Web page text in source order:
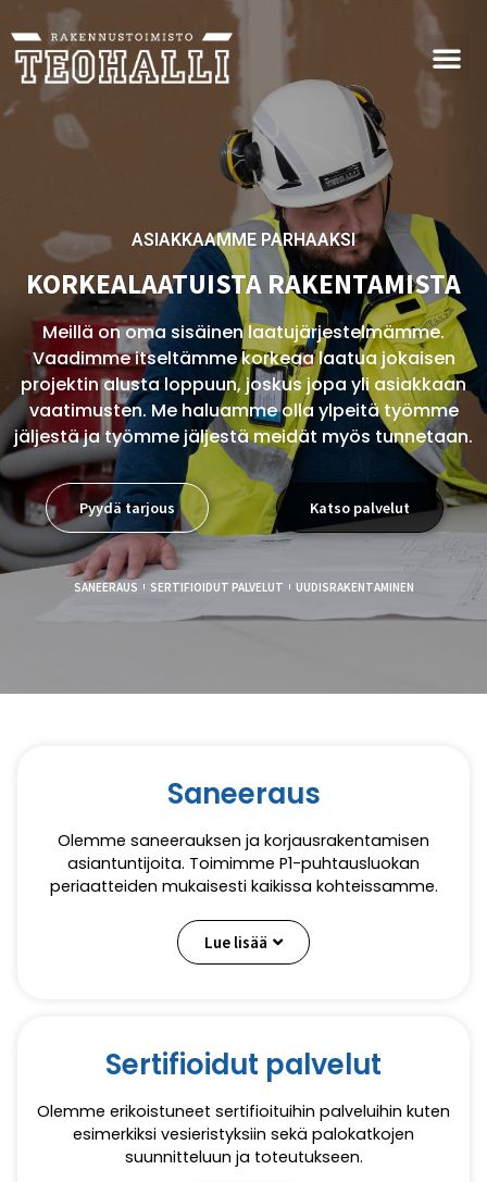
ASIAKKAAMME PARHAAKSI
KORKEALAATUISTA RAKENTAMISTA
Meillä on oma sisäinen laatujärjestelmämme.
Vaadimme itseltämme korkeaa laatua jokaisen
projektin alusta loppuun, joskus jopa yli asiakkaan
vaatimusten. Me haluamme olla ylpeitä työmme
jäljestä ja työmme jäljestä meidät myös tunnetaan.
Pyydä tarjous Katso palvelut
SANEERAUS SERTIFIOIDUT PALVELUT UUDISRAKENTAMINEN
Saneeraus
Olemme saneerauksen ja korjausrakentamisen
asiantuntijoita. Toimimme P1-puhtausluokan
periaatteiden mukaisesti kaikissa kohteissamme.
Lue lisää
Sertifioidut palvelut
Olemme erikoistuneet sertifioituihin palveluihin kuten
esimerkiksi vesieristyksiin sekä palokatkojen
suunnitteluun ja toteutukseen.